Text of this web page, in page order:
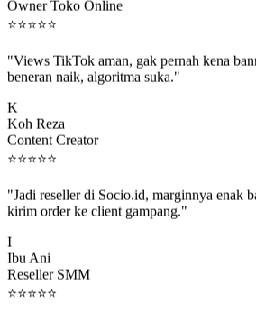
⭐⭐⭐⭐⭐
beneran naik, algoritma suka."
Koh Reza
Content Creator
⭐⭐⭐⭐⭐
kirim order ke client gampang."
Ibu Ani
Reseller SMM
⭐⭐⭐⭐⭐